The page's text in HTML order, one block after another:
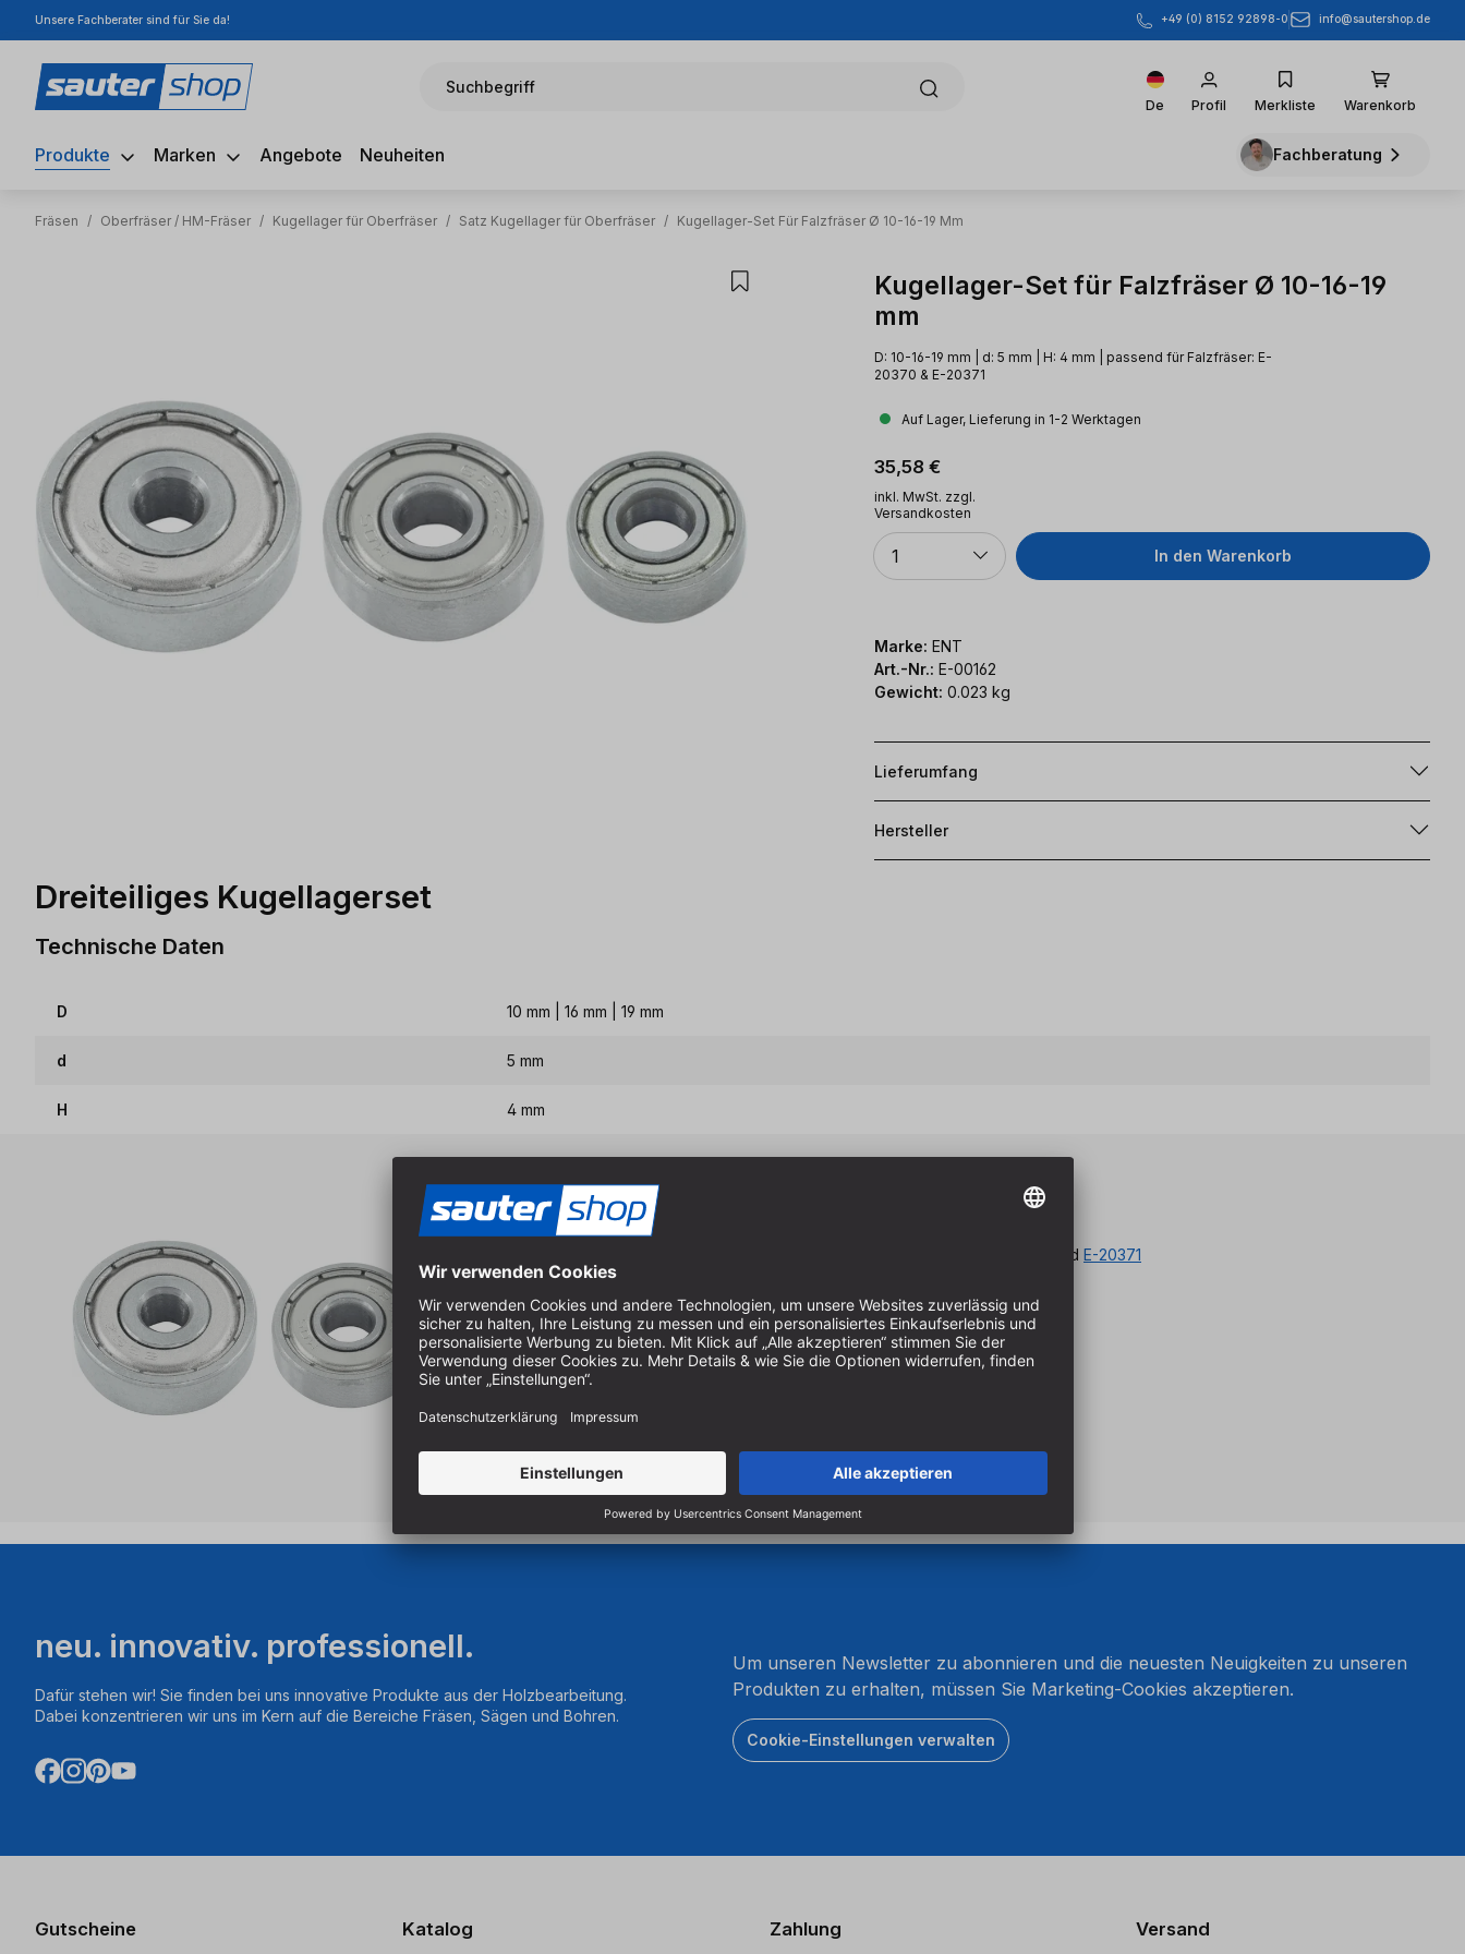
Hauptinhalt springen
Zur Suche springen
Zur Hauptnavigation springen
Unsere Fachberater sind für Sie da! +49 (0) 8152 92898-0 info@sautershop.de
Suchbegriff
De Profil Merkliste Warenkorb
Produkte Marken Angebote Neuheiten Fachberatung
Fräsen / Oberfräser / HM-Fräser / Kugellager für Oberfräser / Satz Kugellager für Oberfräser / Kugellager-Set Für Falzfräser Ø 10-16-19 Mm
Kugellager-Set für Falzfräser Ø 10-16-19
mm
D: 10-16-19 mm | d: 5 mm | H: 4 mm | passend für Falzfräser: E-
20370 & E-20371
Auf Lager, Lieferung in 1-2 Werktagen
Regulärer Preis:
35,58 €
inkl. MwSt. zzgl.
Versandkosten
Anzahl
1 In den Warenkorb
Marke: ENT
Art.-Nr.: E-00162
Gewicht: 0.023 kg
Lieferumfang
Hersteller
Dreiteiliges Kugellagerset
Technische Daten
D 10 mm | 16 mm | 19 mm
d 5 mm
H 4 mm
und E-20371
neu. innovativ. professionell.
Dafür stehen wir! Sie finden bei uns innovative Produkte aus der Holzbearbeitung.
Dabei konzentrieren wir uns im Kern auf die Bereiche Fräsen, Sägen und Bohren.
Um unseren Newsletter zu abonnieren und die neuesten Neuigkeiten zu unseren
Produkten zu erhalten, müssen Sie Marketing-Cookies akzeptieren.
Cookie-Einstellungen verwalten
Gutscheine Katalog Zahlung Versand